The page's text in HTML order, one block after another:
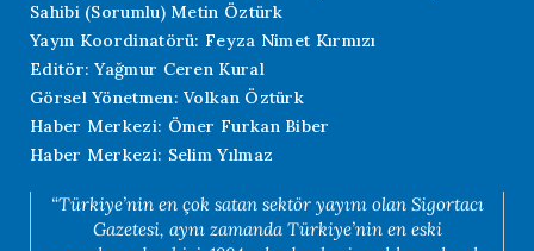
Sahibi (Sorumlu) Metin Öztürk
Yayın Koordinatörü: Feyza Nimet Kırmızı
Editör: Yağmur Ceren Kural
Görsel Yönetmen: Volkan Öztürk
Haber Merkezi: Ömer Furkan Biber
Haber Merkezi: Selim Yılmaz
“Türkiye’nin en çok satan sektör yayını olan Sigortacı
Gazetesi, aynı zamanda Türkiye’nin en eski